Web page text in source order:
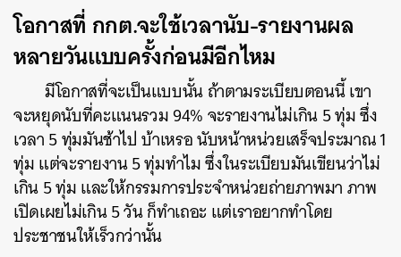
โอกาสที่ กกต.จะใช้เวลานับ-รายงานผล
หลายวันแบบครั้งก่อนมีอีกไหม
มีโอกาสที่จะเป็นแบบนั้น ถ้าตามระเบียบตอนนี้ เขา
จะหยุดนับที่คะแนนรวม 94% จะรายงานไม่เกิน 5 ทุ่ม ซึ่ง
เวลา 5 ทุ่มมันช้าไป บ้าเหรอ นับหน้าหน่วยเสร็จประมาณ 1
ทุ่ม แต่จะรายงาน 5 ทุ่มทำไม ซึ่งในระเบียบมันเขียนว่าไม่
เกิน 5 ทุ่ม และให้กรรมการประจำหน่วยถ่ายภาพมา ภาพ
เปิดเผยไม่เกิน 5 วัน ก็ทำเถอะ แต่เราอยากทำโดย
ประชาชนให้เร็วกว่านั้น